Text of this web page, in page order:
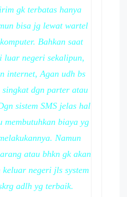
gk terbatas hanya
bisa jg lewat wartel
Bahkan saat
luar negeri sekalipun,
internet, Agan udh bs
singkat dgn parter atau
sistem SMS jelas hal
membutuhkan biaya yg
Namun
atau bhkn gk akan
negeri jls system
adlh yg terbaik.